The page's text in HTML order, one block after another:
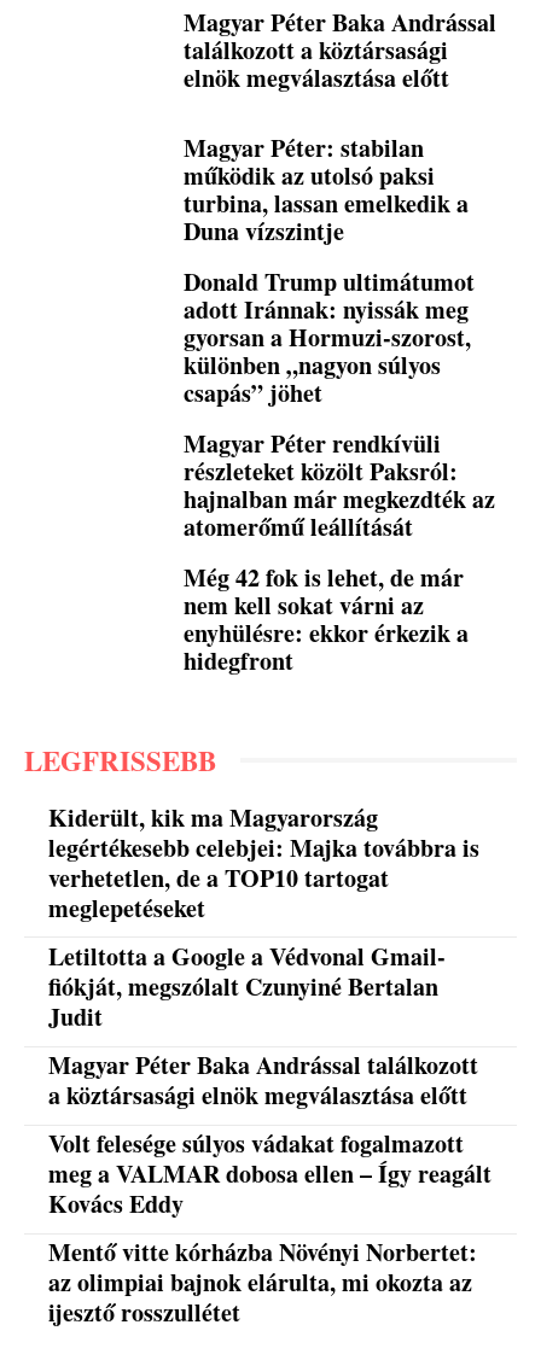
Magyar Péter Baka Andrással
találkozott a köztársasági
elnök megválasztása előtt
Magyar Péter: stabilan
működik az utolsó paksi
turbina, lassan emelkedik a
Duna vízszintje
Donald Trump ultimátumot
adott Iránnak: nyissák meg
gyorsan a Hormuzi-szorost,
különben „nagyon súlyos
csapás” jöhet
Magyar Péter rendkívüli
részleteket közölt Paksról:
hajnalban már megkezdték az
atomerőmű leállítását
Még 42 fok is lehet, de már
nem kell sokat várni az
enyhülésre: ekkor érkezik a
hidegfront
LEGFRISSEBB
Kiderült, kik ma Magyarország
legértékesebb celebjei: Majka továbbra is
verhetetlen, de a TOP10 tartogat
meglepetéseket
Letiltotta a Google a Védvonal Gmail-
fiókját, megszólalt Czunyiné Bertalan
Judit
Magyar Péter Baka Andrással találkozott
a köztársasági elnök megválasztása előtt
Volt felesége súlyos vádakat fogalmazott
meg a VALMAR dobosa ellen – Így reagált
Kovács Eddy
Mentő vitte kórházba Növényi Norbertet:
az olimpiai bajnok elárulta, mi okozta az
ijesztő rosszullétet